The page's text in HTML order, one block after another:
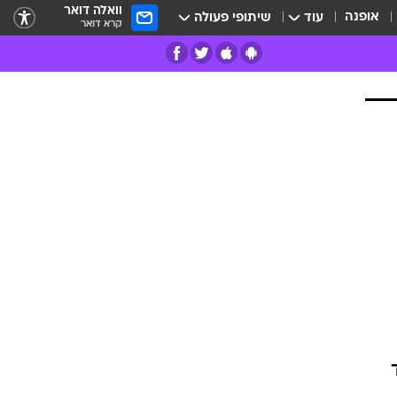
אופנה עוד שיתופי פעולה וואלה דואר
קרא דואר